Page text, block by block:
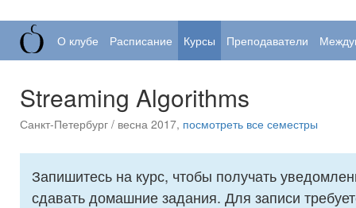
О клубе Расписание Курсы Преподаватели
Streaming Algorithms
Санкт-Петербург / весна 2017, посмотреть все семестры
Запишитесь на курс, чтобы получать
сдавать домашние задания. Для записи